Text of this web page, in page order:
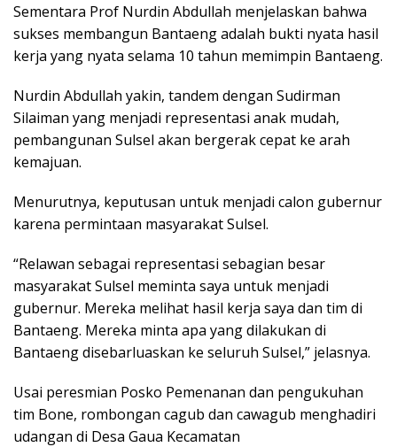
Sementara Prof Nurdin Abdullah menjelaskan bahwa
sukses membangun Bantaeng adalah bukti nyata hasil
kerja yang nyata selama 10 tahun memimpin Bantaeng.
Nurdin Abdullah yakin, tandem dengan Sudirman
Silaiman yang menjadi representasi anak mudah,
pembangunan Sulsel akan bergerak cepat ke arah
kemajuan.
Menurutnya, keputusan untuk menjadi calon gubernur
karena permintaan masyarakat Sulsel.
“Relawan sebagai representasi sebagian besar
masyarakat Sulsel meminta saya untuk menjadi
gubernur. Mereka melihat hasil kerja saya dan tim di
Bantaeng. Mereka minta apa yang dilakukan di
Bantaeng disebarluaskan ke seluruh Sulsel,” jelasnya.
Usai peresmian Posko Pemenanan dan pengukuhan
tim Bone, rombongan cagub dan cawagub menghadiri
udangan di Desa Gaua Kecamatan